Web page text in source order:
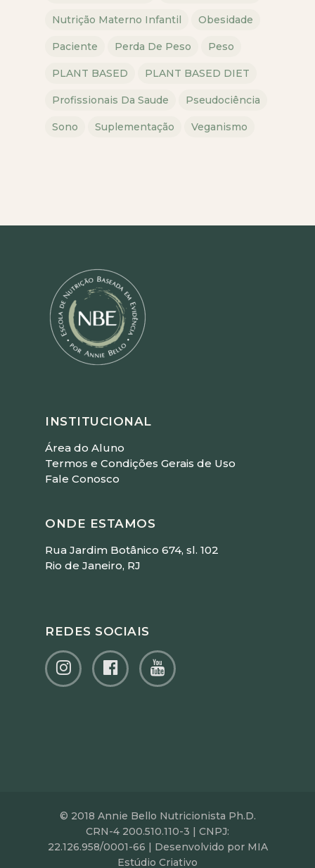
Nutrição Materno Infantil Obesidade
Paciente Perda De Peso Peso
PLANT BASED PLANT BASED DIET
Profissionais Da Saude Pseudociência
Sono Suplementação Veganismo
INSTITUCIONAL
Área do Aluno
Termos e Condições Gerais de Uso
Fale Conosco
ONDE ESTAMOS
Rua Jardim Botânico 674, sl. 102
Rio de Janeiro, RJ
REDES SOCIAIS
© 2018 Annie Bello Nutricionista Ph.D.
CRN-4 200.510.110-3 | CNPJ:
22.126.958/0001-66 | Desenvolvido por MIA
Estúdio Criativo